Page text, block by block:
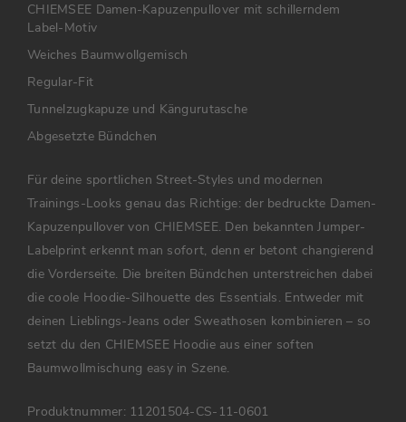
CHIEMSEE Damen-Kapuzenpullover mit schillerndem
Label-Motiv
Weiches Baumwollgemisch
Regular-Fit
Tunnelzugkapuze und Kängurutasche
Abgesetzte Bündchen
Für deine sportlichen Street-Styles und modernen
Trainings-Looks genau das Richtige: der bedruckte Damen-
Kapuzenpullover von CHIEMSEE. Den bekannten Jumper-
Labelprint erkennt man sofort, denn er betont changierend
die Vorderseite. Die breiten Bündchen unterstreichen dabei
die coole Hoodie-Silhouette des Essentials. Entweder mit
deinen Lieblings-Jeans oder Sweathosen kombinieren – so
setzt du den CHIEMSEE Hoodie aus einer soften
Baumwollmischung easy in Szene.
Produktnummer: 11201504-CS-11-0601